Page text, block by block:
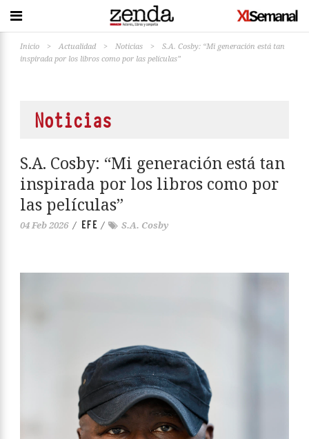
Inicio > Actualidad > Noticias >
S.A. Cosby: “Mi generación está tan
inspirada por los libros como por las películas”
Noticias
S.A. Cosby: “Mi generación está tan
inspirada por los libros como por
las películas”
04 Feb 2026 / EFE / S.A. Cosby